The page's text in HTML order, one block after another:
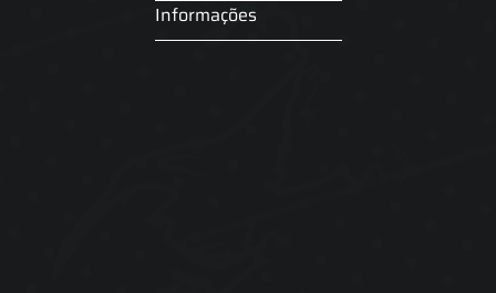
Informações